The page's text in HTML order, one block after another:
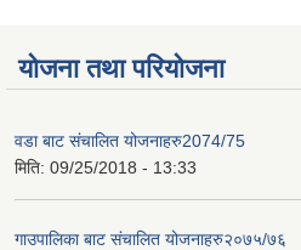
योजना तथा परियोजना
वडा बाट संचालित योजनाहरु2074/75
मिति: 09/25/2018 - 13:33
गाउपालिका बाट संचालित योजनाहरु२०७५/७६